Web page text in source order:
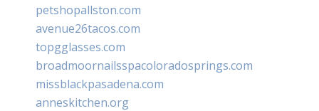
petshopallston.com
avenue26tacos.com
topgglasses.com
broadmoornailsspacoloradosprings.com
missblackpasadena.com
anneskitchen.org